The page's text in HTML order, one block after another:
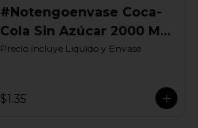
#Notengoenvase Coca-
Cola Sin Azúcar 2000 ML.
Retornable
Precio incluye Liquido y Envase
$1.35